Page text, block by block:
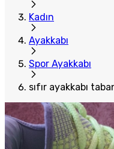
Kadın
Ayakkabı
Spor Ayakkabı
sıfır ayakkabı